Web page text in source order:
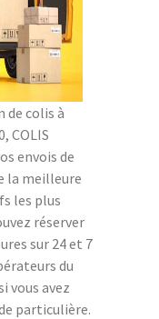
de colis à
COLIS
envois de
la meilleure
les plus
réserver
sur 24 et 7
du
vous avez
particulière.